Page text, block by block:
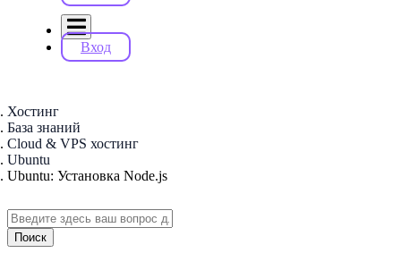
Вход
Хостинг
База знаний
Cloud & VPS хостинг
Ubuntu
Ubuntu: Установка Node.js
Поиск